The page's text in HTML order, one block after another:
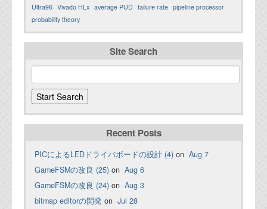
Ultra96 Vivado HLx average PUD failure rate pipeline processor
probability theory
Site Search
Recent Posts
PICによるLEDドライバボードの設計 (4) on Aug 7
GameFSMの改良 (25) on Aug 6
GameFSMの改良 (24) on Aug 3
bitmap editorの開発 on Jul 28